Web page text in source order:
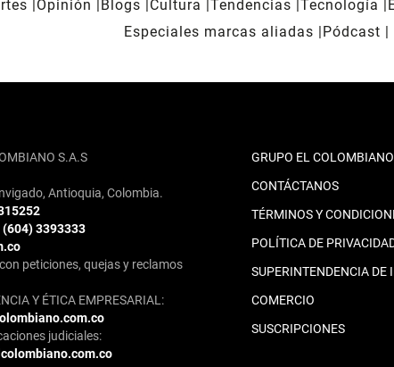
Opinión Blogs Cultura Tendencias Tecnología
Especiales marcas aliadas
Pódcast
S.A.S
Antioquia, Colombia.
(604) 3393333
peticiones, quejas y reclamos
Y ÉTICA EMPRESARIAL:
judiciales:
GRUPO EL COLOMBIANO
CONTÁCTANOS
TÉRMINOS Y
POLÍTICA DE
SUPERINTENDENCIA DE
COMERCIO
SUSCRIPCIONES